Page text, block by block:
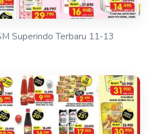
Superindo Terbaru 11-13